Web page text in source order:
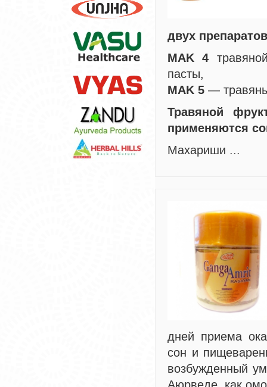
двух
MAK 4
пасты,
MAK 5 —
Травяной
применяются
Махариши ...
дней приема
сон и
возбужденный